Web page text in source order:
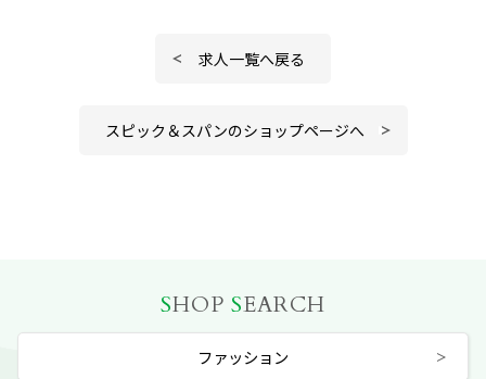
求人一覧へ戻る
スピック＆スパンのショップページへ
SHOP SEARCH
ファッション